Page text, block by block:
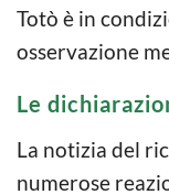
Totò è in
osservazione
Le
La notizia del
numerose